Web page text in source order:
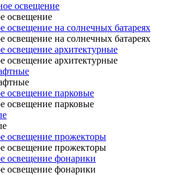
освещение
освещение
освещение на солнечных батареях
освещение на солнечных батареях
освещение архитектурные
освещение архитектурные
освещение парковые
освещение парковые
освещение прожекторы
освещение прожекторы
освещение фонарики
освещение фонарики